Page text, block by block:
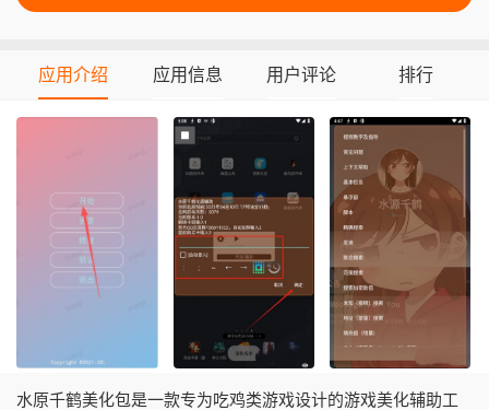
应用介绍 应用信息 用户评论 排行
水原千鹤美化包是一款专为吃鸡类游戏设计的游戏美化辅助工